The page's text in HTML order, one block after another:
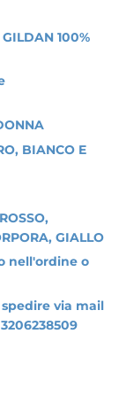
100%
BIANCO E
GIALLO
nell'ordine o
via mail